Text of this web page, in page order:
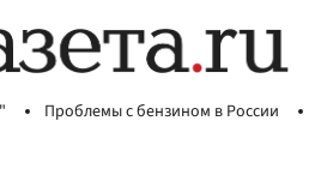
Проблемы с бензином в России